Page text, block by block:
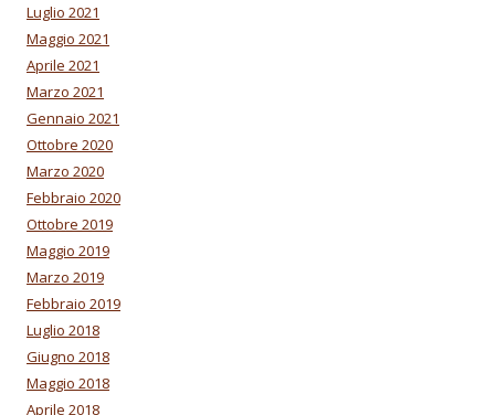
Luglio 2021
Maggio 2021
Aprile 2021
Marzo 2021
Gennaio 2021
Ottobre 2020
Marzo 2020
Febbraio 2020
Ottobre 2019
Maggio 2019
Marzo 2019
Febbraio 2019
Luglio 2018
Giugno 2018
Maggio 2018
Aprile 2018